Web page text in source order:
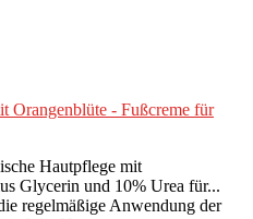
Orangenblüte - Fußcreme für
Hautpflege mit
Glycerin und 10% Urea für...
regelmäßige Anwendung der